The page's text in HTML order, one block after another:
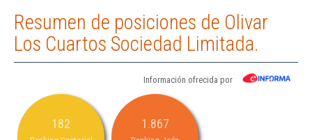
Resumen de posiciones de Olivar
Los Cuartos Sociedad Limitada.
Información ofrecida por
182 1.867